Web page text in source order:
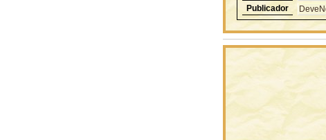
Publicador